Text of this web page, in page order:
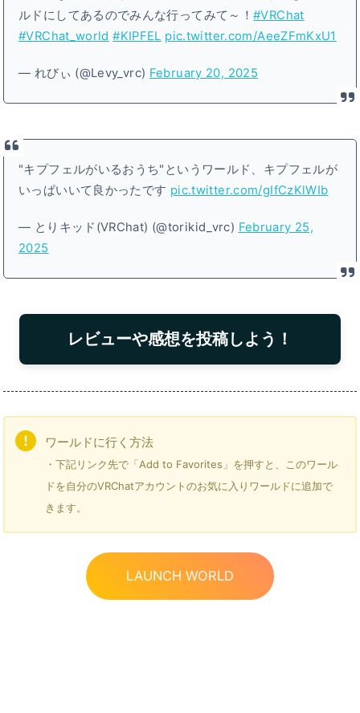
ルドにしてあるのでみんな行ってみて～！#VRChat
#VRChat_world #KIPFEL pic.twitter.com/AeeZFmKxU1
— れびぃ (@Levy_vrc) February 20, 2025
"キプフェルがいるおうち"というワールド、キプフェルが
いっぱいいて良かったです pic.twitter.com/gIfCzKlWIb
— とりキッド(VRChat) (@torikid_vrc) February 25,
2025
レビューや感想を投稿しよう！
ワールドに行く方法
・下記リンク先で「Add to Favorites」を押すと、このワール
ドを自分のVRChatアカウントのお気に入りワールドに追加で
きます。
LAUNCH WORLD